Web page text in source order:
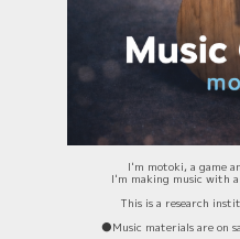
I'm motoki, a game
I'm making music with a
This is a research
⚫️Music materials are on